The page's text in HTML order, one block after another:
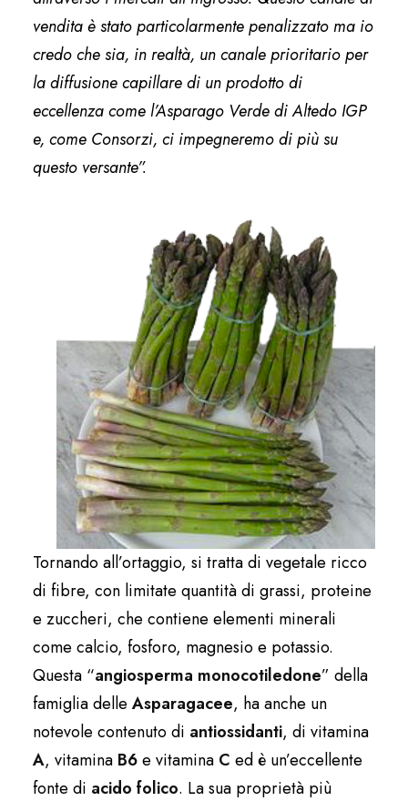
vendita è stato particolarmente penalizzato ma io
credo che sia, in realtà, un canale prioritario per
la diffusione capillare di un prodotto di
eccellenza come l’Asparago Verde di Altedo IGP
e, come Consorzi, ci impegneremo di più su
questo versante”.
Tornando all’ortaggio, si tratta di vegetale ricco
di fibre, con limitate quantità di grassi, proteine
e zuccheri, che contiene elementi minerali
come calcio, fosforo, magnesio e potassio.
Questa “angiosperma monocotiledone” della
famiglia delle Asparagacee, ha anche un
notevole contenuto di antiossidanti, di vitamina
A, vitamina B6e vitamina C ed è un’eccellente
fonte di acido folico. La sua proprietà più